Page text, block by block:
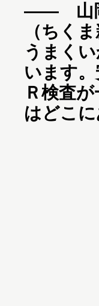
―― 山岡
（ちく
うまく
います
Ｒ検査
はどこに